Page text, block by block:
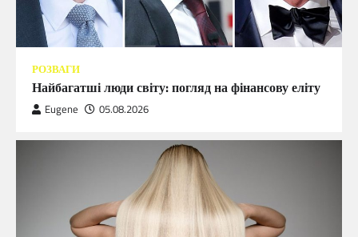
РОЗВАГИ
Найбагатші люди світу: погляд на фінансову еліту
Eugene 05.08.2026